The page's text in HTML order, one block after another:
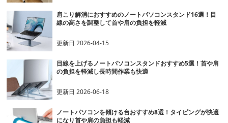
肩こり解消におすすめのノートパソコンスタンド16選！目
線の高さを調整して首や肩の負担を軽減
更新日2026-04-15
目線を上げるノートパソコンスタンドおすすめ5選！首や肩
の負担を軽減し長時間作業も快適
更新日2026-06-18
ノートパソコンを傾ける台おすすめ8選！タイピングが快適
になり首や肩の負担も軽減